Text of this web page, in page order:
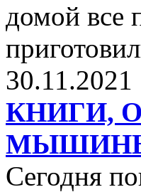
домой все
30.11.2021
КНИГИ,
Сегодня